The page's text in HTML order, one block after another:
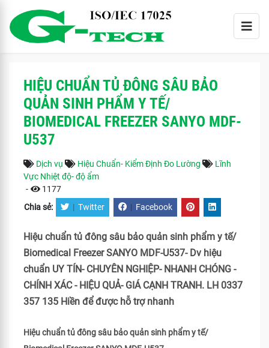
HIỆU CHUẨN TỦ ĐÔNG SÂU BẢO
QUẢN SINH PHẨM Y TẾ/
BIOMEDICAL FREEZER SANYO MDF-
U537
Dịch vụ Hiệu Chuẩn- Kiểm Định Đo Lường
Lĩnh
Vực Nhiệt độ- độ ẩm
-
1177
Chia sẻ: | Twitter | Facebook
Hiệu chuẩn tủ đông sâu bảo quản sinh phẩm y tế/
Biomedical Freezer SANYO MDF-U537- Dv hiệu
chuẩn UY TÍN- CHUYÊN NGHIỆP- NHANH CHÓNG -
CHÍNH XÁC - HIỆU QUẢ- GIÁ CẠNH TRANH. LH 0337
357 135 Hiền để được hỗ trợ nhanh
Hiệu chuẩn tủ đông sâu bảo quản sinh phẩm y tế/